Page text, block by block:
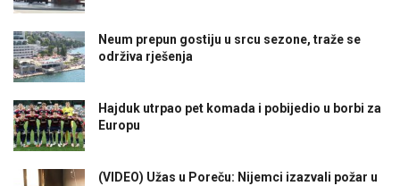
Neum prepun gostiju u srcu sezone, traže se
održiva rješenja
Hajduk utrpao pet komada i pobijedio u borbi za
Europu
(VIDEO) Užas u Poreču: Nijemci izazvali požar u